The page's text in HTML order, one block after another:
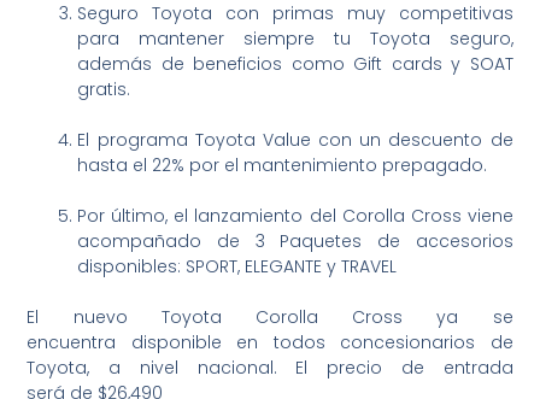
Seguro Toyota con primas muy competitivas
para mantener siempre tu Toyota seguro,
además de beneficios como Gift cards y SOAT
gratis.
El programa Toyota Value con un descuento de
hasta el 22% por el mantenimiento prepagado.
Por último, el lanzamiento del Corolla Cross viene
acompañado de 3 Paquetes de accesorios
disponibles: SPORT, ELEGANTE y TRAVEL
El nuevo Toyota Corolla Cross ya se
encuentra disponible en todos concesionarios de
Toyota, a nivel nacional. El precio de entrada
será de $26,490